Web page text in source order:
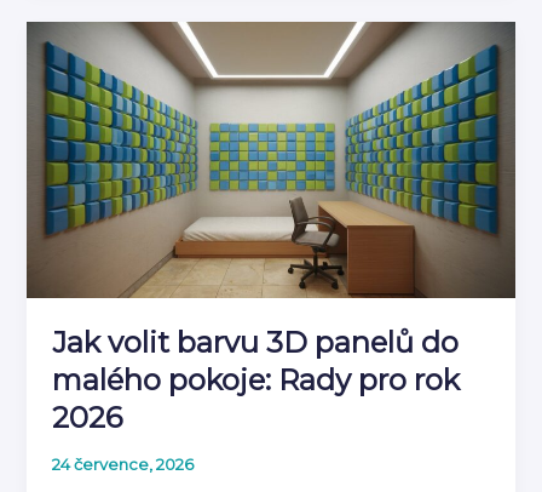
Obývacího
Pokoje
2026:
Moderní
Inspirace
Jak volit barvu 3D panelů do
malého pokoje: Rady pro rok
2026
24 července, 2026